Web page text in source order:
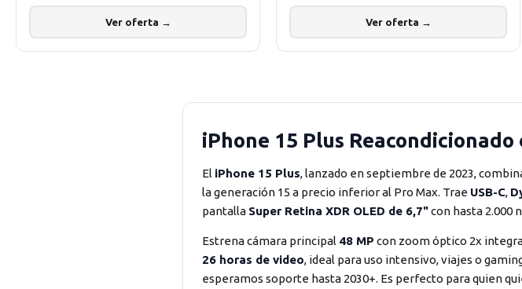
Ver oferta → Ver oferta →
iPhone 15 Plus Reacondicionado
El iPhone 15 Plus, lanzado en septiembre de 2023,
la generación 15 a precio inferior al Pro Max. Trae USB-C,
pantalla Super Retina XDR OLED de 6,7"con hasta 2.000
Estrena cámara principal 48 MP con zoom óptico 2x
26 horas de video, ideal para uso intensivo, viajes o
esperamos soporte hasta 2030+. Es perfecto para quien